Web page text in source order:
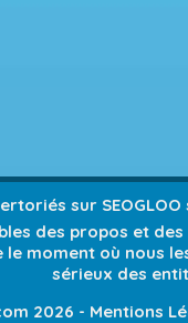
sur
des propos et
moment où nous
sérieux des
2026 - Mentions